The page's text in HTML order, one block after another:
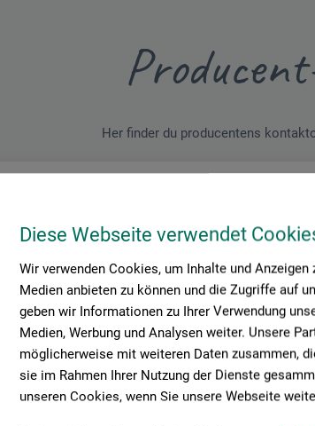
Diese Webseite verwendet
Wir verwenden Cookies, um Inhalte und
Medien anbieten zu können und die Zugriffe auf
geben wir Informationen zu Ihrer Verwendung
Medien, Werbung und Analysen weiter. Unsere
möglicherweise mit weiteren Daten zusammen,
sie im Rahmen Ihrer Nutzung der Dienste
unseren Cookies, wenn Sie unsere Webseite
Her finder du producentens
GmbH holding + innovations
2